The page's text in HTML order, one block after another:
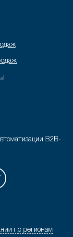
B2B-
по регионам